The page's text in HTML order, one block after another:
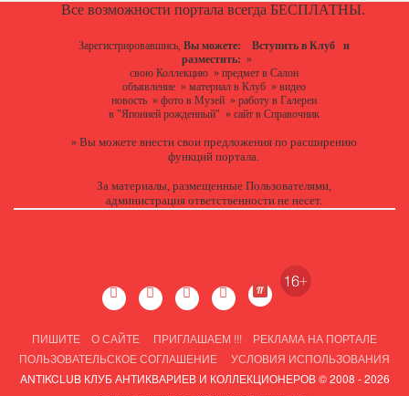
Все возможности портала всегда БЕСПЛАТНЫ.
Зарегистрировавшись, Вы можете: Вступить в Клуб
и
разместить: »
свою Коллекцию» предмет в Салон
объявление» материал в Клуб» видео
новость» фото в Музей» работу в Галереи
в "Японией рожденный" » сайт в Справочник
» Вы можете внести свои предложенияпо расширению
функций портала.
За материалы, размещенные Пользователями,
администрация ответственности не несет.
ПИШИТЕ О САЙТЕ ПРИГЛАШАЕМ !!!
РЕКЛАМА НА ПОРТАЛЕ
ПОЛЬЗОВАТЕЛЬСКОЕ СОГЛАШЕНИЕ
УСЛОВИЯ ИСПОЛЬЗОВАНИЯ
ANTIKCLUB КЛУБ АНТИКВАРИЕВ И КОЛЛЕКЦИОНЕРОВ © 2008 - 2026